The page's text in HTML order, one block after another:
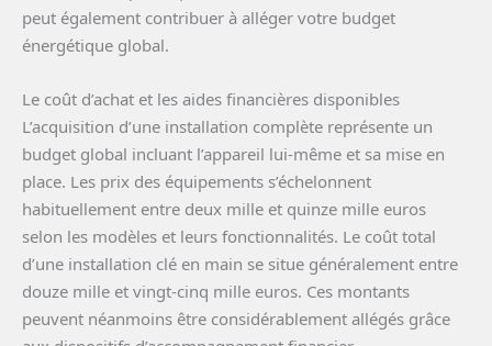
peut également contribuer à alléger votre budget
énergétique global.
Le coût d’achat et les aides financières disponibles
L’acquisition d’une installation complète représente un
budget global incluant l’appareil lui-même et sa mise en
place. Les prix des équipements s’échelonnent
habituellement entre deux mille et quinze mille euros
selon les modèles et leurs fonctionnalités. Le coût total
d’une installation clé en main se situe généralement entre
douze mille et vingt-cinq mille euros. Ces montants
peuvent néanmoins être considérablement allégés grâce